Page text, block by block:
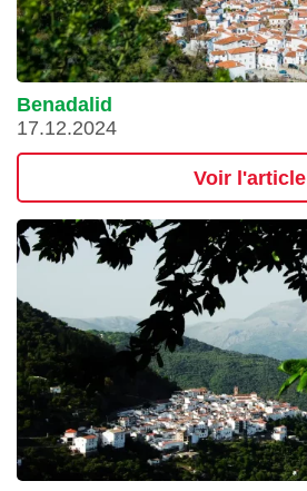
Benadalid
17.12.2024
Voir l'article